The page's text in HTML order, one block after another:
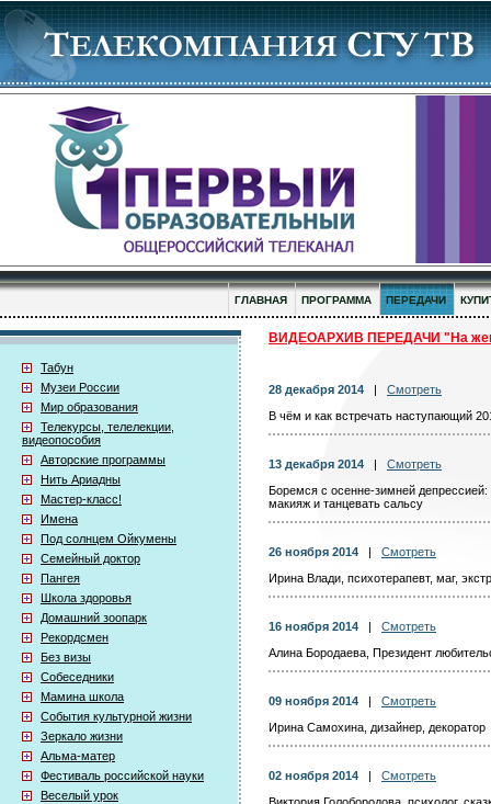
ГЛАВНАЯ ПРОГРАММА ПЕРЕДАЧИ
Табун
Музеи России
Мир образования
Телекурсы, телелекции,
видеопособия
Авторские программы
Нить Ариадны
Мастер-класс!
Имена
Под солнцем Ойкумены
Семейный доктор
Пангея
Школа здоровья
Домашний зоопарк
Рекордсмен
Без визы
Собеседники
Мамина школа
События культурной жизни
Зеркало жизни
Альма-матер
Фестиваль российской науки
Веселый урок
ВИДЕОАРХИВ ПЕРЕДАЧИ "На
28 декабря 2014
Смотреть
В чём и как встречать наступающий
13 декабря 2014
Смотреть
Боремся с осенне-зимней
макияж и танцевать сальсу
26 ноября 2014
Смотреть
Ирина Влади, психотерапевт, маг,
16 ноября 2014
Смотреть
Алина Бородаева, Президент
09 ноября 2014
Смотреть
Ирина Самохина, дизайнер, декоратор
02 ноября 2014
Смотреть